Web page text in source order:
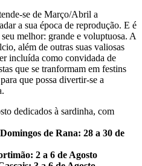
se de Março/Abril a
a sua época de reprodução. E é
melhor: grande e voluptuosa. A
além de outras suas valiosas
incluída como convidada de
que se tranformam em festins
que possa divertir-se a
dedicados à sardinha, com
de Rana: 28 a 30 de
2 a 6 de Agosto